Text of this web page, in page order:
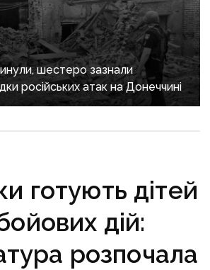
шестеро зазнали
російських атак на Донеччині
готують дітей
дій:
розпочала